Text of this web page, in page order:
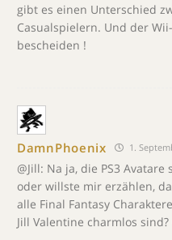
gibt es einen Unterschied
Casualspielern. Und der
bescheiden !
DamnPhoenix 1.
@Jill: Na ja, die PS3
oder willste mir erzählen,
alle Final Fantasy
Jill Valentine charmlos sind?